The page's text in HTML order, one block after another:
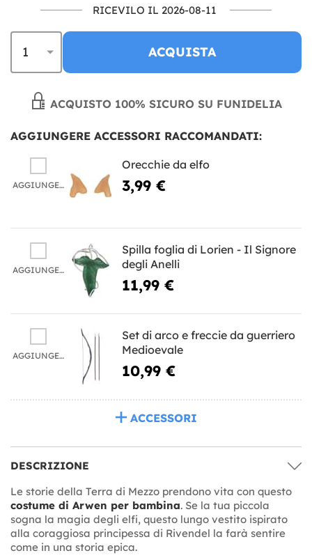
RICEVILO IL 2026-08-11
ACQUISTA
ACQUISTO 100% SICURO SU FUNIDELIA
AGGIUNGERE ACCESSORI RACCOMANDATI:
AGGIUNGERE
Orecchie da elfo
3,99 €
AGGIUNGERE
Spilla foglia di Lorien - Il Signore
degli Anelli
11,99 €
AGGIUNGERE
Set di arco e freccie da guerriero
Medioevale
10,99 €
ACCESSORI
DESCRIZIONE
Le storie della Terra di Mezzo prendono vita con questo
costume di Arwen per bambina. Se la tua piccola
sogna la magia degli elfi, questo lungo vestito ispirato
alla coraggiosa principessa di Rivendel la farà sentire
come in una storia epica.